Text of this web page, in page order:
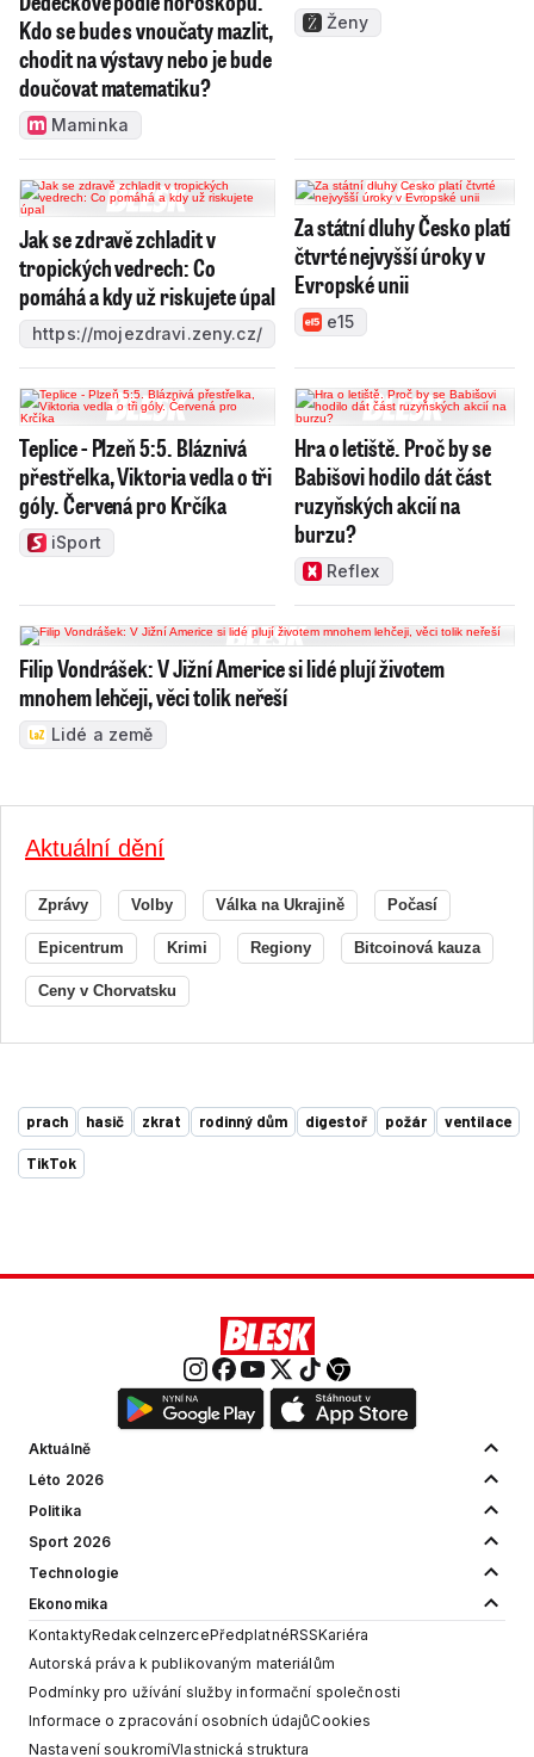
Kdo se bude s vnoučaty mazlit,
chodit na výstavy nebo je bude
doučovat matematiku?
Maminka
Ženy
Jak se zdravě zchladit v
tropických vedrech: Co
pomáhá a kdy už riskujete úpal
https://mojezdravi.zeny.cz/
Za státní dluhy Česko platí
čtvrté nejvyšší úroky v
Evropské unii
e15
Teplice - Plzeň 5:5. Bláznivá
přestřelka, Viktoria vedla o tři
góly. Červená pro Krčíka
iSport
Hra o letiště. Proč by se
Babišovi hodilo dát část
ruzyňských akcií na
burzu?
Reflex
Filip Vondrášek: V Jižní Americe si lidé plují životem
mnohem lehčeji, věci tolik neřeší
Lidé a země
Aktuální dění
Zprávy Volby Válka na Ukrajině Počasí
Epicentrum Krimi Regiony Bitcoinová kauza
Ceny v Chorvatsku
prach hasič zkrat rodinný dům digestoř požár ventilace
TikTok
Aktuálně
Léto 2026
Politika
Sport 2026
Technologie
Ekonomika
KontaktyRedakceInzercePředplatnéRSSKariéra
Autorská práva k publikovaným materiálům
Podmínky pro užívání služby informační společnosti
Informace o zpracování osobních údajůCookies
Nastavení soukromíVlastnická struktura